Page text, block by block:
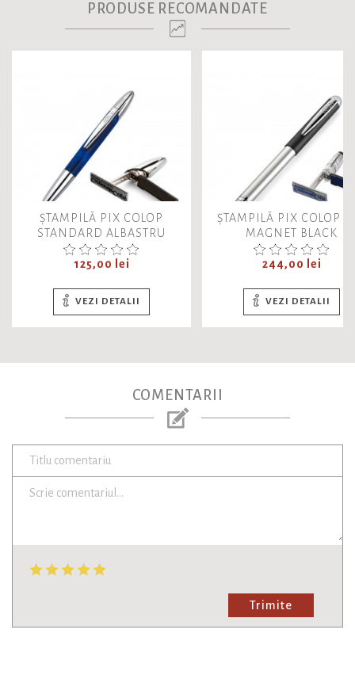
PRODUSE RECOMANDATE
ȘTAMPILĂ PIX COLOP
STANDARD ALBASTRU
Pret
125,00 lei
VEZI DETALII
ȘTAMPILĂ PIX COLOP
MAGNET BLACK
Pret
244,00 lei
VEZI DETALII
COMENTARII
Trimite